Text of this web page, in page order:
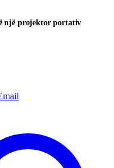
një projektor portativ